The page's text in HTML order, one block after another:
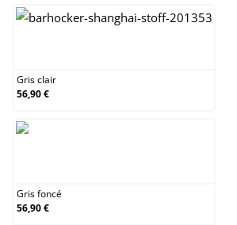
Gris clair
56,90 €
Gris foncé
56,90 €